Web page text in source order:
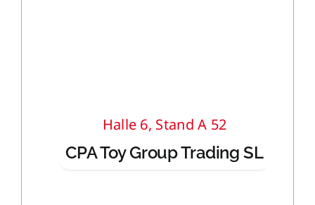
Halle 6, Stand A 52
CPA Toy Group Trading SL